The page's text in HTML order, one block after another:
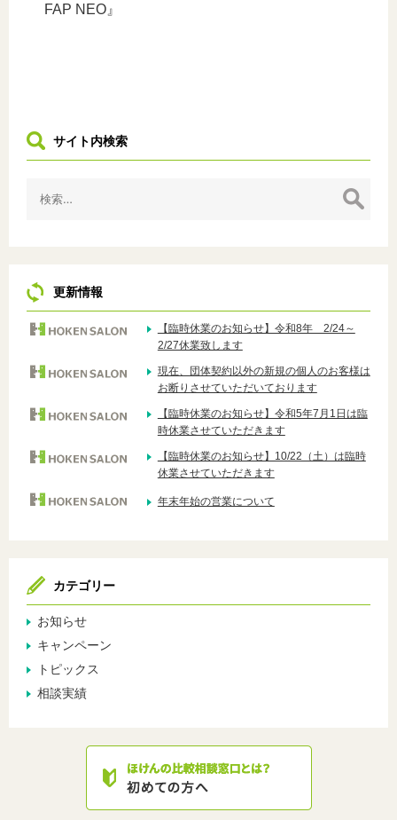
FAP NEO』
サイト内検索
索:
更新情報
【臨時休業のお知らせ】令和8年 2/24～
2/27休業致します
現在、団体契約以外の新規の個人のお客様は
お断りさせていただいております
【臨時休業のお知らせ】令和5年7月1日は臨
時休業させていただきます
【臨時休業のお知らせ】10/22（土）は臨時
休業させていただきます
年末年始の営業について
カテゴリー
お知らせ
キャンペーン
トピックス
相談実績